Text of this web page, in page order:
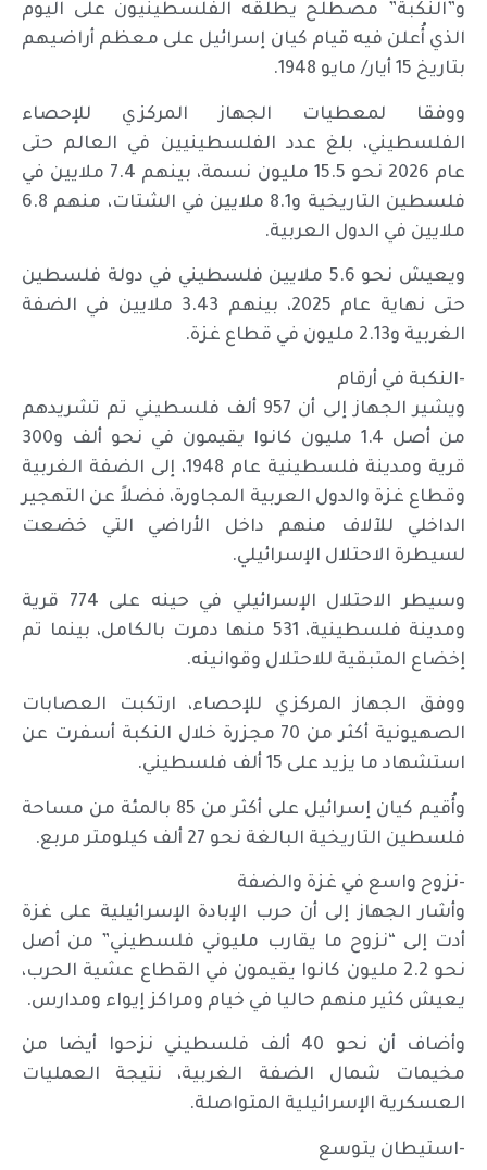
و”النكبة” مصطلح يطلقه الفلسطينيون على اليوم
الذي أُعلن فيه قيام كيان إسرائيل على معظم أراضيهم
بتاريخ 15 أيار/ مايو 1948.
ووفقا لمعطيات الجهاز المركزي للإحصاء
الفلسطيني، بلغ عدد الفلسطينيين في العالم حتى
عام 2026 نحو 15.5 مليون نسمة، بينهم 7.4 ملايين في
فلسطين التاريخية و8.1 ملايين في الشتات، منهم 6.8
ملايين في الدول العربية.
ويعيش نحو 5.6 ملايين فلسطيني في دولة فلسطين
حتى نهاية عام 2025، بينهم 3.43 ملايين في الضفة
الغربية و2.13 مليون في قطاع غزة.
-النكبة في أرقام
ويشير الجهاز إلى أن 957 ألف فلسطيني تم تشريدهم
من أصل 1.4 مليون كانوا يقيمون في نحو ألف و300
قرية ومدينة فلسطينية عام 1948، إلى الضفة الغربية
وقطاع غزة والدول العربية المجاورة، فضلاً عن التهجير
الداخلي للآلاف منهم داخل الأراضي التي خضعت
لسيطرة الاحتلال الإسرائيلي.
وسيطر الاحتلال الإسرائيلي في حينه على 774 قرية
ومدينة فلسطينية، 531 منها دمرت بالكامل، بينما تم
إخضاع المتبقية للاحتلال وقوانينه.
ووفق الجهاز المركزي للإحصاء، ارتكبت العصابات
الصهيونية أكثر من 70 مجزرة خلال النكبة أسفرت عن
استشهاد ما يزيد على 15 ألف فلسطيني.
وأُقيم كيان إسرائيل على أكثر من 85 بالمئة من مساحة
فلسطين التاريخية البالغة نحو 27 ألف كيلومتر مربع.
-نزوح واسع في غزة والضفة
وأشار الجهاز إلى أن حرب الإبادة الإسرائيلية على غزة
أدت إلى “نزوح ما يقارب مليوني فلسطيني” من أصل
نحو 2.2 مليون كانوا يقيمون في القطاع عشية الحرب،
يعيش كثير منهم حاليا في خيام ومراكز إيواء ومدارس.
وأضاف أن نحو 40 ألف فلسطيني نزحوا أيضا من
مخيمات شمال الضفة الغربية، نتيجة العمليات
العسكرية الإسرائيلية المتواصلة.
-استيطان يتوسع